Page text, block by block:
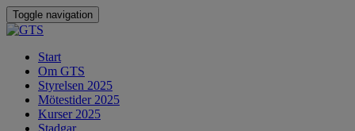
Toggle navigation
Start
Om GTS
Styrelsen 2025
Mötestider 2025
Kurser 2025
Stadgar